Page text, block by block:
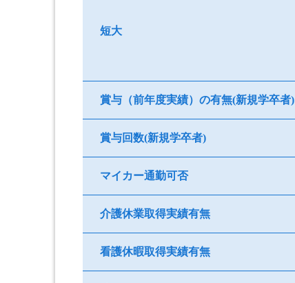
短大
賞与（前年度実績）の有無(新規学卒者)
賞与回数(新規学卒者)
マイカー通勤可否
介護休業取得実績有無
看護休暇取得実績有無